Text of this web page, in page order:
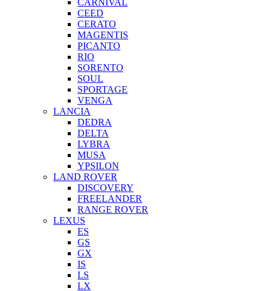
CARNIVAL
CEED
CERATO
MAGENTIS
PICANTO
RIO
SORENTO
SOUL
SPORTAGE
VENGA
LANCIA
DEDRA
DELTA
LYBRA
MUSA
YPSILON
LAND ROVER
DISCOVERY
FREELANDER
RANGE ROVER
LEXUS
ES
GS
GX
IS
LS
LX